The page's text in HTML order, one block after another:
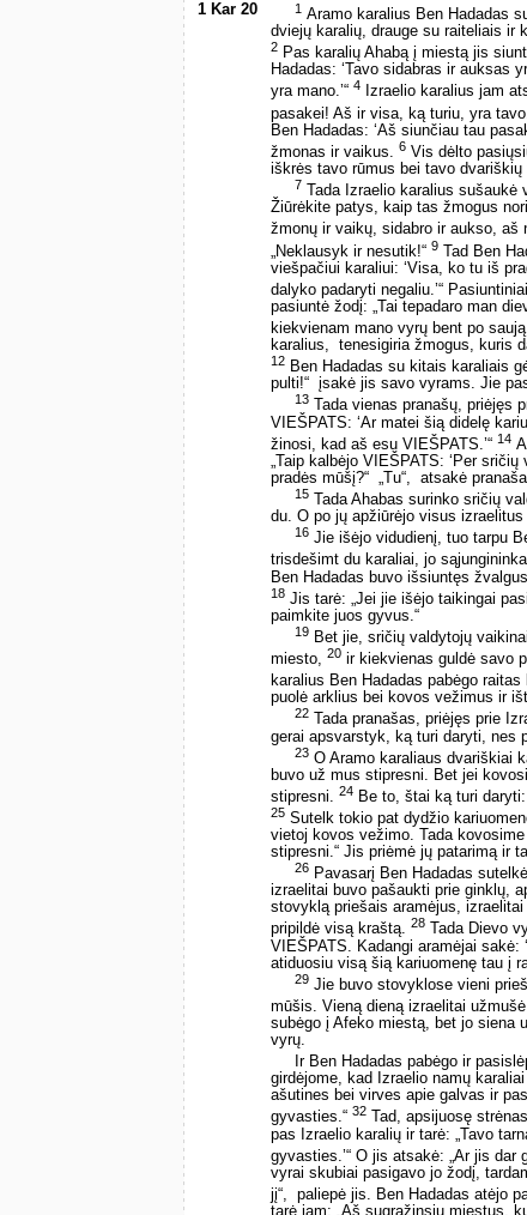
1 Kar 20 1 Aramo karalius Ben Hadadas
dviejų karalių, drauge su raiteliais ir
2 Pas karalių Ahabą į miestą jis
Hadadas: ‘Tavo sidabras ir auksas
yra mano.’“ 4 Izraelio karalius jam
pasakei! Aš ir visa, ką turiu, yra
Ben Hadadas: ‘Aš siunčiau tau
žmonas ir vaikus. 6 Vis dėlto
iškrės tavo rūmus bei tavo dvariškių
7 Tada Izraelio karalius
Žiūrėkite patys, kaip tas žmogus
žmonų ir vaikų, sidabro ir aukso, aš
„Neklausyk ir nesutik!“ 9 Tad Ben
viešpačiui karaliui: ‘Visa, ko tu iš
dalyko padaryti negaliu.’“
pasiuntė žodį: „Tai tepadaro man
kiekvienam mano vyrų bent po saują
karalius, ­ tenesigiria žmogus, kuris
12 Ben Hadadas su kitais karaliais
pulti!“ ­ įsakė jis savo vyrams. Jie
13 Tada vienas pranašų, priėjęs
VIEŠPATS: ‘Ar matei šią didelę
žinosi, kad aš esu VIEŠPATS.’“ 14
„Taip kalbėjo VIEŠPATS: ‘Per
pradės mūšį?“ ­ „Tu“, ­ atsakė
15 Tada Ahabas surinko sričių
du. O po jų apžiūrėjo visus
16 Jie išėjo vidudienį, tuo tarpu
trisdešimt du karaliai, jo
Ben Hadadas buvo išsiuntęs
18 Jis tarė: „Jei jie išėjo taikingai
paimkite juos gyvus.“
19 Bet jie, sričių valdytojų
miesto, 20 ir kiekvienas guldė savo
karalius Ben Hadadas pabėgo
puolė arklius bei kovos vežimus ir
22 Tada pranašas, priėjęs prie
gerai apsvarstyk, ką turi daryti, nes
23 O Aramo karaliaus dvariškiai
buvo už mus stipresni. Bet jei
stipresni. 24 Be to, štai ką turi
25 Sutelk tokio pat dydžio
vietoj kovos vežimo. Tada
stipresni.“ Jis priėmė jų patarimą ir
26 Pavasarį Ben Hadadas
izraelitai buvo pašaukti prie ginklų,
stovyklą priešais aramėjus,
pripildė visą kraštą. 28 Tada Dievo
VIEŠPATS. Kadangi aramėjai
atiduosiu visą šią kariuomenę tau į
29 Jie buvo stovyklose vieni
mūšis. Vieną dieną izraelitai
subėgo į Afeko miestą, bet jo siena
vyrų.
Ir Ben Hadadas pabėgo ir
girdėjome, kad Izraelio namų
ašutines bei virves apie galvas ir
gyvasties.“ 32 Tad, apsijuosę
pas Izraelio karalių ir tarė: „Tavo
gyvasties.’“ O jis atsakė: „Ar jis dar
vyrai skubiai pasigavo jo žodį,
jį“, ­ paliepė jis. Ben Hadadas atėjo
tarė jam: „Aš sugrąžinsiu miestus,